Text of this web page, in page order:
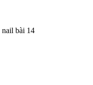
nail bài 14